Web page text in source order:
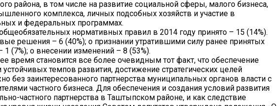
района, в том числе на развитие социальной сферы, малого бизнеса,
комплекса, личных подсобных хозяйств и участие в
и федеральных программах.
нормативных правил в 2014 году принято – 15 (14%).
решения – 6 (40%); о признании утратившими силу ранее принятых
(7%); о внесении изменений – 8 (53%).
время становится все более очевидным тот факт, что обеспечение
темпов развития, достижение стратегических целей
без заинтересованного партнерства муниципальных органов власти с
частного бизнеса. Для обеспечения и создания условий развития
частного партнерства в Таштыпском районе, и как следствие